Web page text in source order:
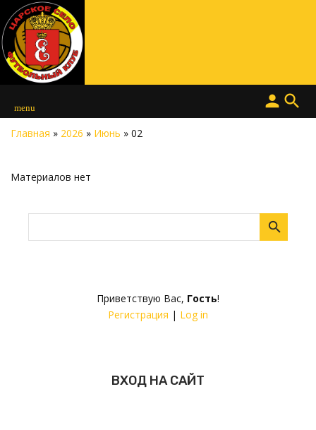
menu search
person
Приветствую Вас, Гость!
Регистрация | Log in
ВХОД НА САЙТ
Главная » 2026 » Июнь » 02
Материалов нет